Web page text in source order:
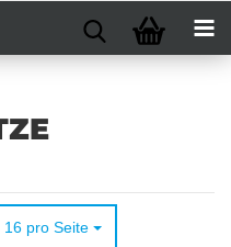
16 pro Seite
pro Seite